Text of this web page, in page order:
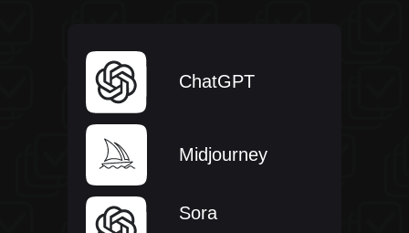
ChatGPT
Sora
Midjourney